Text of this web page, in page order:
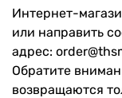
Интернет-
или направить
адрес:
Обратите
возвращаются